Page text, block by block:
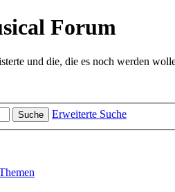
Forum
und die, die es noch werden
Suche Erweiterte Suche